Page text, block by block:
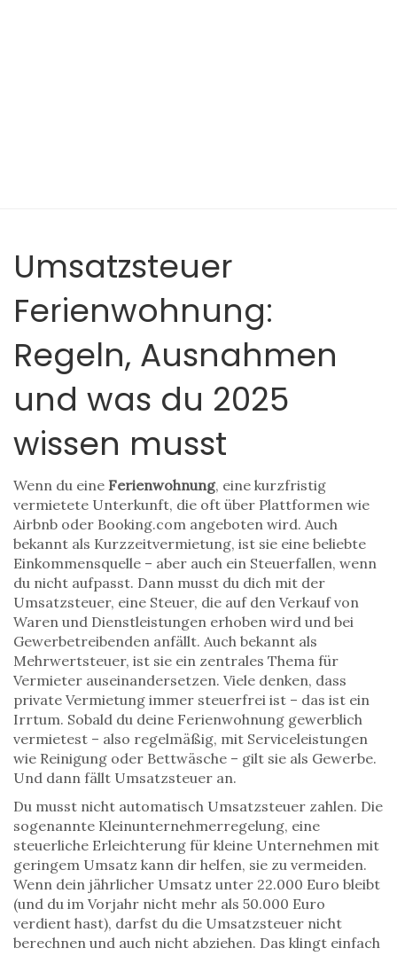
Umsatzsteuer
Ferienwohnung:
Regeln, Ausnahmen
und was du 2025
wissen musst
Wenn du eine Ferienwohnung, eine kurzfristig
vermietete Unterkunft, die oft über Plattformen wie
Airbnb oder Booking.com angeboten wird. Auch
bekannt als Kurzzeitvermietung, ist sie eine beliebte
Einkommensquelle – aber auch ein Steuerfallen, wenn
du nicht aufpasst. Dann musst du dich mit der
Umsatzsteuer, eine Steuer, die auf den Verkauf von
Waren und Dienstleistungen erhoben wird und bei
Gewerbetreibenden anfällt. Auch bekannt als
Mehrwertsteuer, ist sie ein zentrales Thema für
Vermieter auseinandersetzen. Viele denken, dass
private Vermietung immer steuerfrei ist – das ist ein
Irrtum. Sobald du deine Ferienwohnung gewerblich
vermietest – also regelmäßig, mit Serviceleistungen
wie Reinigung oder Bettwäsche – gilt sie als Gewerbe.
Und dann fällt Umsatzsteuer an.
Du musst nicht automatisch Umsatzsteuer zahlen. Die
sogenannte Kleinunternehmerregelung, eine
steuerliche Erleichterung für kleine Unternehmen mit
geringem Umsatz kann dir helfen, sie zu vermeiden.
Wenn dein jährlicher Umsatz unter 22.000 Euro bleibt
(und du im Vorjahr nicht mehr als 50.000 Euro
verdient hast), darfst du die Umsatzsteuer nicht
berechnen und auch nicht abziehen. Das klingt einfach